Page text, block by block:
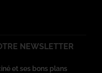
NEWSLETTER
et ses bons plans